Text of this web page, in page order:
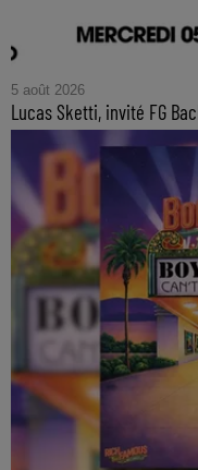
5 août 2026
Lucas Sketti, invité FG